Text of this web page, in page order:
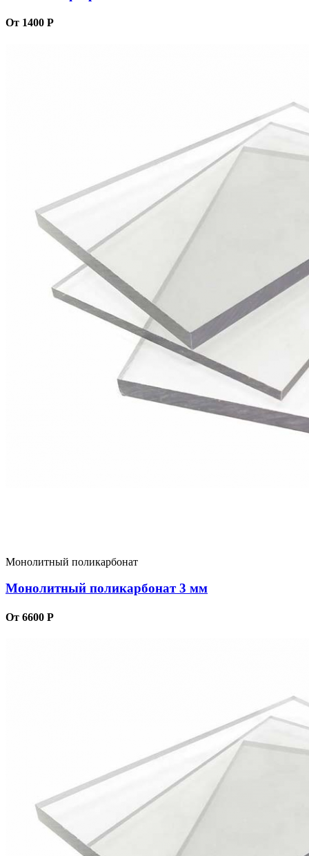
От 1400 Р
Монолитный поликарбонат
Монолитный поликарбонат 3 мм
От 6600 Р